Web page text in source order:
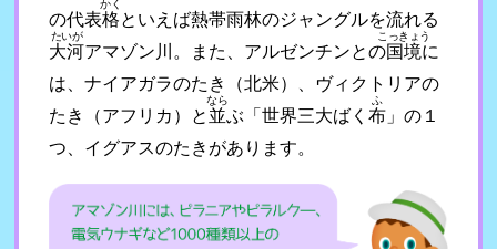
の代表格
かく
といえば熱帯雨林のジャングルを流れる
大河
たいが
アマゾン川。また、アルゼンチンとの国境
こっきょう
に
は、ナイアガラのたき（北米）、ヴィクトリアの
たき（アフリカ）と 並
なら
ぶ「世界三大ばく布
ふ
」の１
つ、イグアスのたきがあります。